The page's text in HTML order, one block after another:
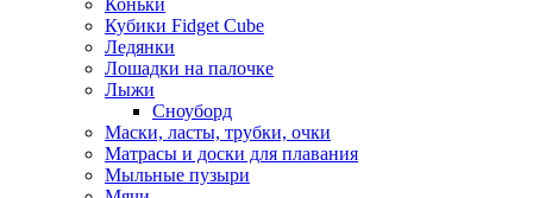
Коньки
Кубики Fidget Cube
Ледянки
Лошадки на палочке
Лыжи
Сноуборд
Маски, ласты, трубки, очки
Матрасы и доски для плавания
Мыльные пузыри